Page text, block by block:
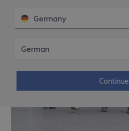
Germany
German
Continue